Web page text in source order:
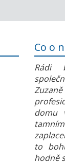
Co o
Rádi
domu
to
hodně